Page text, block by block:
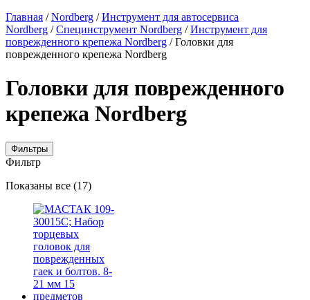
Главная /Nordberg /Инструмент для автосервиса
Nordberg /Специнструмент Nordberg /Инструмент для
поврежденного крепежа Nordberg / Головки для
поврежденного крепежа Nordberg
Головки для поврежденного
крепежа Nordberg
Фильтры
Фильтр
Показаны все (17)Цены:
убыванию